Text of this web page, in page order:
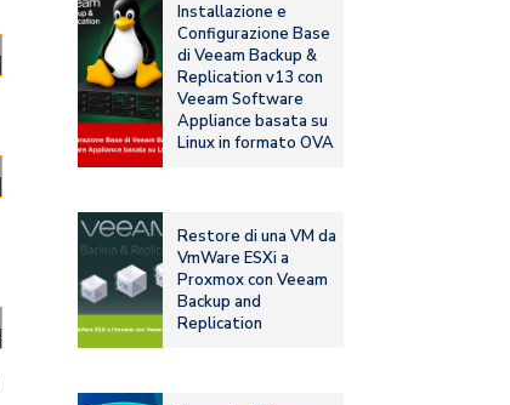
$pkg; done
Installazione e
Configurazione Base
di Veeam Backup &
Replication v13 con
Veeam Software
Appliance basata su
Linux in formato OVA
Restore di una VM da
VmWare ESXi a
Proxmox con Veeam
Backup and
Replication